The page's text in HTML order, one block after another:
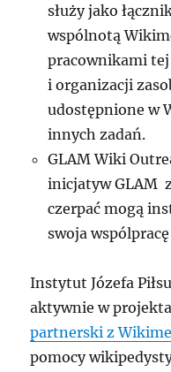
służy jako
wspólnotą
pracownikami
i organizacji
udostępnione w
innych zadań.
GLAM Wiki
inicjatyw GLAM
czerpać mogą
swoja
Instytut Józefa
aktywnie w
partnerski z
pomocy